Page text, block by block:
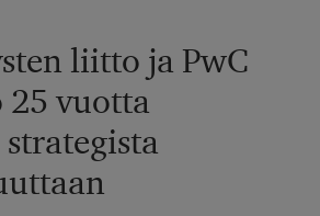
liitto ja PwC
25 vuotta